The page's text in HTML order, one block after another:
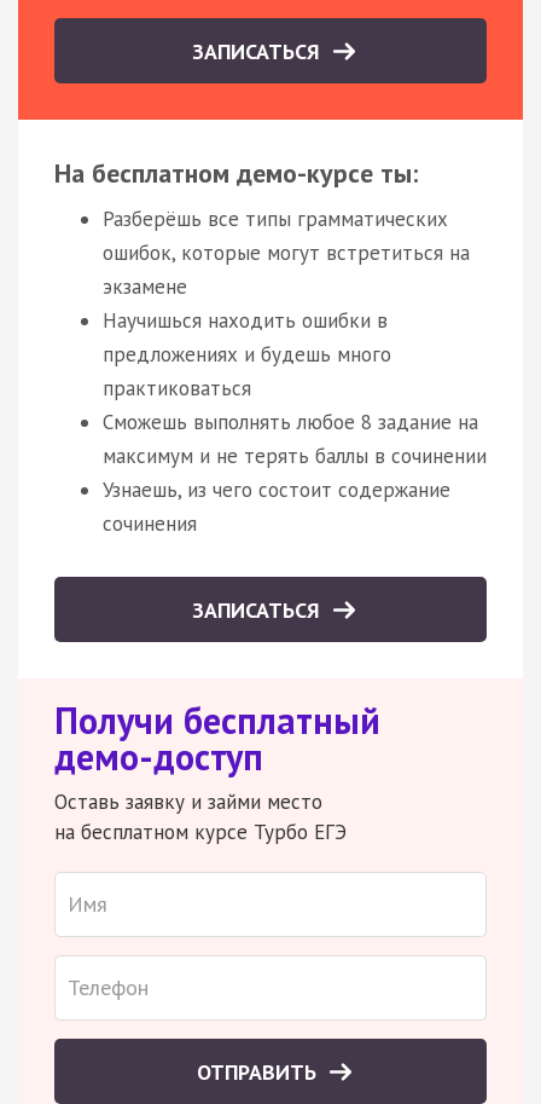
ЗАПИСАТЬСЯ
На бесплатном демо-курсе ты:
Разберёшь все типы грамматических
ошибок, которые могут встретиться на
экзамене
Научишься находить ошибки в
предложениях и будешь много
практиковаться
Сможешь выполнять любое 8 задание на
максимум и не терять баллы в сочинении
Узнаешь, из чего состоит содержание
сочинения
ЗАПИСАТЬСЯ
Получи бесплатный
демо-доступ
Оставь заявку и займи место
на бесплатном курсе Турбо ЕГЭ
ОТПРАВИТЬ